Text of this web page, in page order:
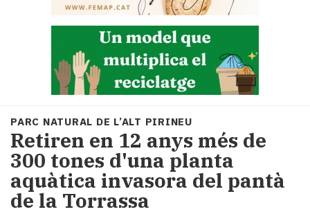
Portada
Societat
Política
i
municipis
Economia
i
PARC NATURAL DE L’ALT PIRINEU
Retiren en 12 anys més de
300 tones d'una planta
aquàtica invasora del pantà
de la Torrassa